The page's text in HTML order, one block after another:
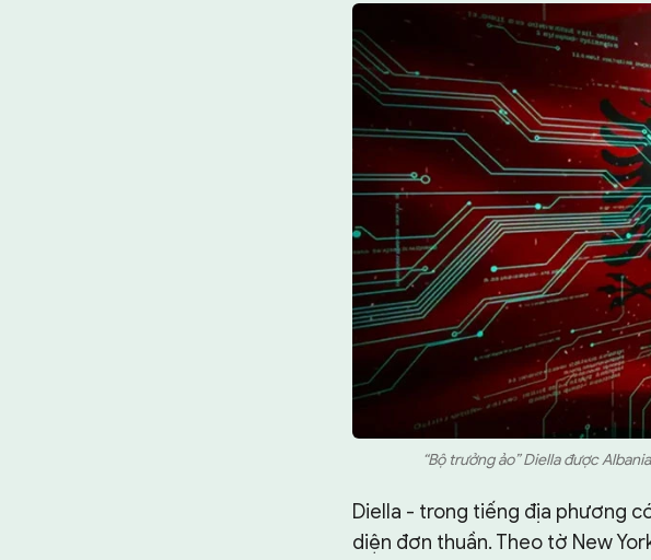
“Bộ trưởng ảo” Diella được
Diella - trong tiếng địa phương
diện đơn thuần. Theo tờ New